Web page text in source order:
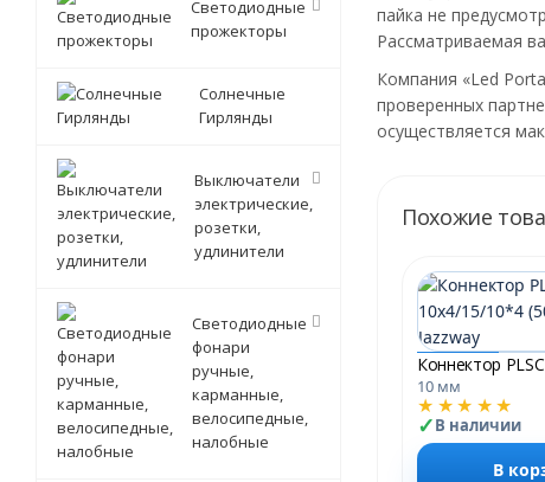
пайка не
Рассматриваемая
Компания «Led
проверенных
осуществляется
Похожие
10 мм
★★★★★
В наличии
В
Светодиодные
прожекторы
Солнечные
Гирлянды
Выключатели
электрические,
розетки,
удлинители
Светодиодные
фонари
ручные,
карманные,
велосипедные,
налобные